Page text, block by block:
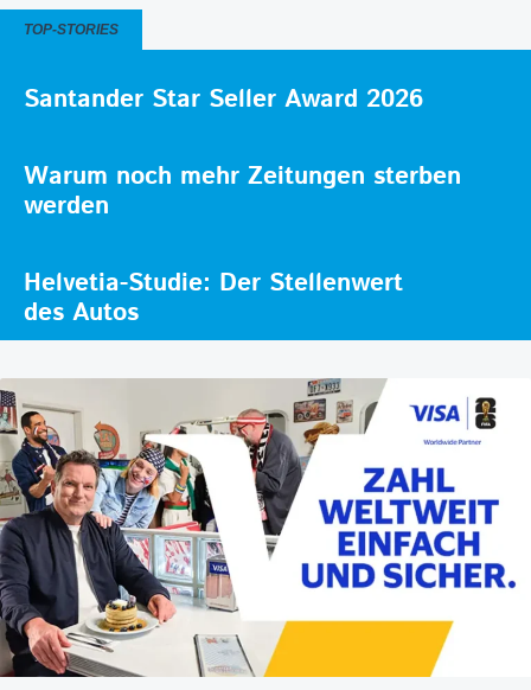
TOP-STORIES
Santander Star Seller Award 2026
Warum noch mehr Zeitungen sterben
werden
Helvetia-Studie: Der Stellenwert
des Autos